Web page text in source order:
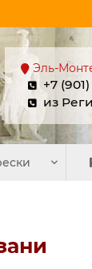
Эль-
+7
из